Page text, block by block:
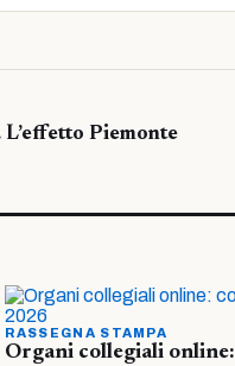
Piemonte
RASSEGNA STAMPA
Organi collegiali